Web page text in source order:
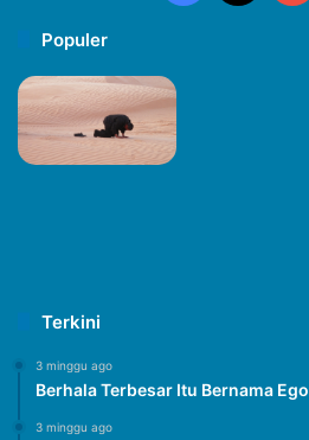
Populer
Terkini
3 minggu ago
Berhala Terbesar Itu Bernama Ego
3 minggu ago